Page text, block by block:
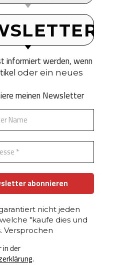
informiert werden, wenn
oder ein neues
meinen Newsletter
nicht jeden
"kaufe dies und
Versprochen
der
.